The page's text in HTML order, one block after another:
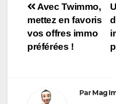
Navigation
de
l’article
Avec Twimmo,
mettez en favoris
vos offres immo
préférées !
ParMag